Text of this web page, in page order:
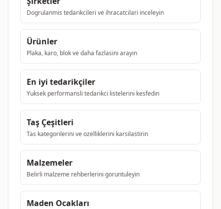
Dogrulanmis tedarikcileri ve ihracatcilari inceleyin
Ürünler
Plaka, karo, blok ve daha fazlasini arayin
En iyi tedarikçiler
Yuksek performansli tedarikci listelerini kesfedin
Taş Çeşitleri
Tas kategorilerini ve ozelliklerini karsilastirin
Malzemeler
Belirli malzeme rehberlerini goruntuleyin
Maden Ocakları